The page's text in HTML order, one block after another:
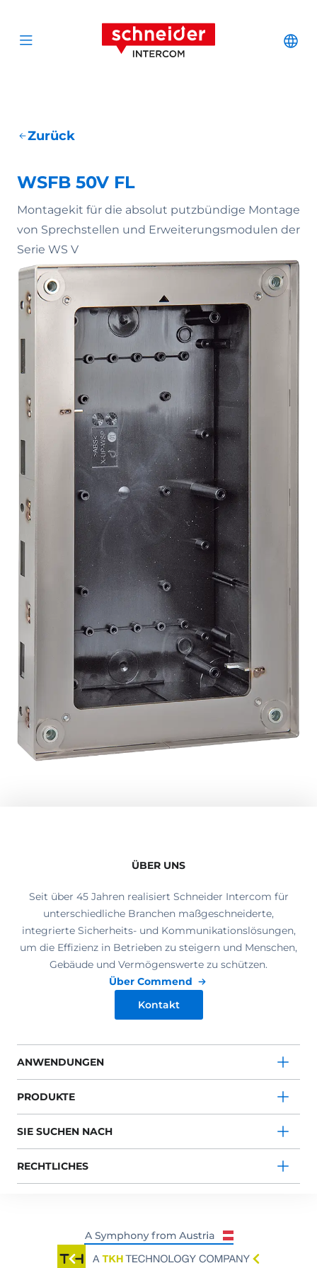
Open menu
Schneider
Zurück
WSFB 50V FL
Montagekit für die absolut putzbündige Montage
von Sprechstellen und Erweiterungsmodulen der
Serie WS V
ÜBER UNS
Seit über 45 Jahren realisiert Schneider Intercom für
unterschiedliche Branchen maßgeschneiderte,
integrierte Sicherheits- und Kommunikationslösungen,
um die Effizienz in Betrieben zu steigern und Menschen,
Gebäude und Vermögenswerte zu schützen.
Über Commend
Kontakt
ANWENDUNGEN
PRODUKTE
SIE SUCHEN NACH
RECHTLICHES